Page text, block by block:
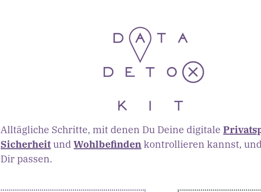
Alltägliche Schritte, mit denen Du Deine digitale
SicherheitundWohlbefindenkontrollieren kannst,
Dir passen.